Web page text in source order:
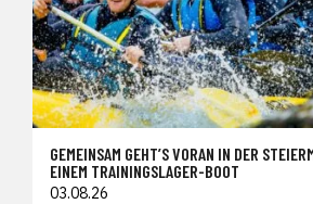
GEMEINSAM GEHT’S VORAN IN DER
EINEM TRAININGSLAGER-BOOT
03.08.26